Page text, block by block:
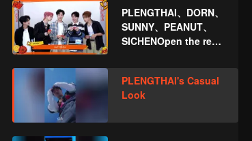
PLENGTHAI、DORN、
SUNNY、PEANUT、
SICHENOpen the red
Year! Let's witness
the luck together!
PLENGTHAI's Casual
Look